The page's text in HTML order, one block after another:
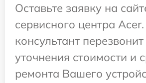
Оставьте заявку на
сервисного центра
консультант
уточнения стоимости и
ремонта Вашего